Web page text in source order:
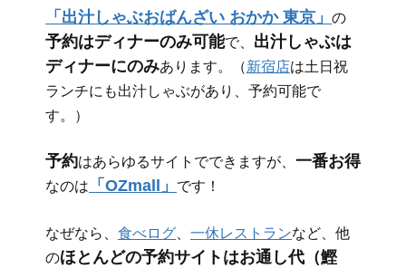
「出汁しゃぶおばんざい おかか 東京」 の
予約はディナーのみ可能で、 出汁しゃぶは
ディナーにのみあります。（新宿店は土日祝
ランチにも出汁しゃぶがあり、予約可能で
す。）
予約はあらゆるサイトでできますが、 一番お得
なのは 「OZmall」 です！
なぜなら、 食べログ 一休レストランなど、他
のほとんどの予約サイトはお通し代（鰹